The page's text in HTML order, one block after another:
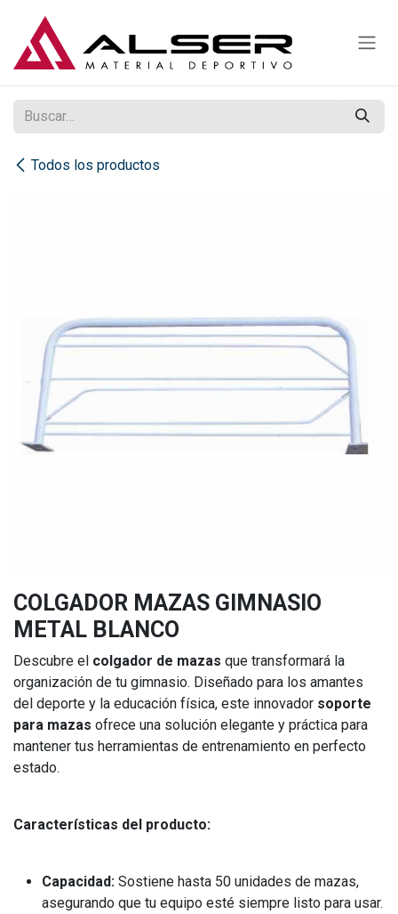
Todos los productos
COLGADOR MAZAS GIMNASIO
METAL BLANCO
Descubre el colgador de mazas que transformará la
organización de tu gimnasio. Diseñado para los amantes
del deporte y la educación física, este innovador soporte
para mazas ofrece una solución elegante y práctica para
mantener tus herramientas de entrenamiento en perfecto
estado.
Características del producto:
Capacidad: Sostiene hasta 50 unidades de mazas,
asegurando que tu equipo esté siempre listo para usar.